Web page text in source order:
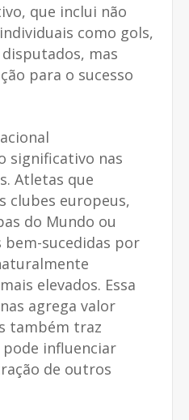
que inclui não
como gols,
mas
para o sucesso
significativo nas
Atletas que
clubes europeus,
do Mundo ou
bem-sucedidas por
elevados. Essa
agrega valor
também traz
influenciar
de outros